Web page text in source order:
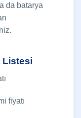
da batarya
Listesi
fiyatı